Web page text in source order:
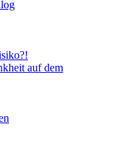
auf dem